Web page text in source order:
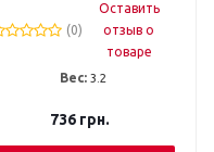
(0)
Оставить
отзыв о
товаре
Вес: 3.2
736грн.